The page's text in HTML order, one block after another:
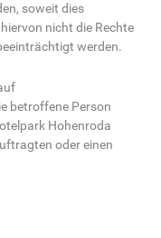
soweit dies
nicht die Rechte
werden.
betroffene Person
Hohenroda
oder einen